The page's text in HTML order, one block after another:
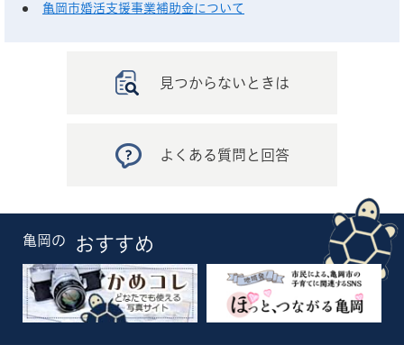
亀岡市婚活支援事業補助金について
見つからないときは
よくある質問と回答
亀岡の おすすめ